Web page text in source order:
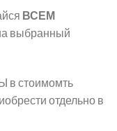
ВСЕМ
выбранный
в стоимомть
отдельно в